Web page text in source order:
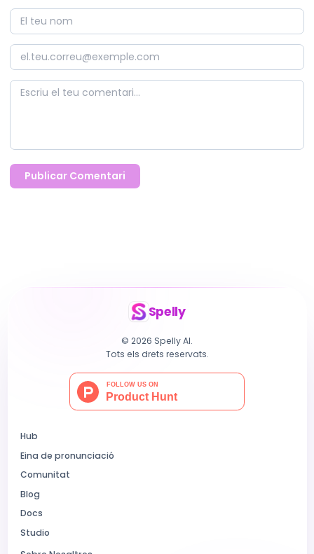
Publicar Comentari
Spelly
© 2026 Spelly AI.
Tots els drets reservats.
Hub
Eina de pronunciació
Comunitat
Blog
Docs
Studio